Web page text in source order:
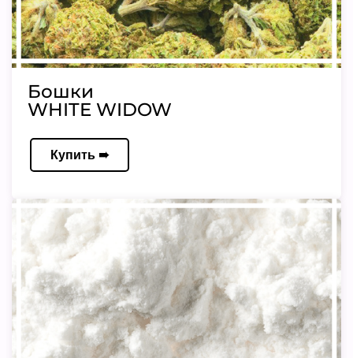
Бошки
WHITE WIDOW
Купить ➠